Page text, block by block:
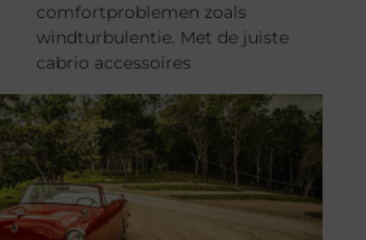
comfortproblemen zoals
windturbulentie. Met de juiste
cabrio accessoires